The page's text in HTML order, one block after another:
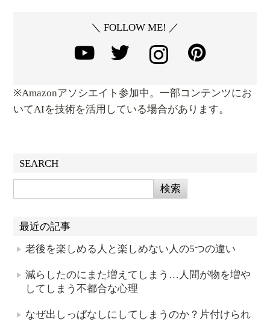
＼ FOLLOW ME! ／
※Amazonアソシエイト参加中。一部コンテンツにお
いてAIを技術を活用している場合があります。
SEARCH
最近の記事
老後を楽しめる人と楽しめない人の5つの違い
減らしたのにまた増えてしまう…人間が物を増や
してしまう不都合な心理
なぜ出しっぱなしにしてしまうのか？片付けられ